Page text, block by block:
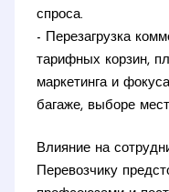
спроса.
- Перезагрузка
тарифных корзин,
маркетинга и
багаже, выборе
Влияние на
Перевозчику